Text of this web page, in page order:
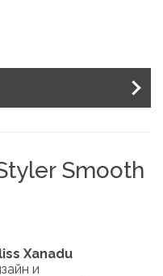
Smooth
Xanadu
и